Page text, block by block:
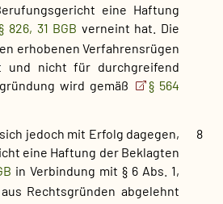
eine Haftung
826, 31 BGB verneint hat. Die
erhobenen Verfahrensrügen
und nicht für durchgreifend
wird gemäß
§ 564
8
jedoch mit Erfolg dagegen,
eine Haftung der Beklagten
in Verbindung mit § 6 Abs. 1,
aus Rechtsgründen abgelehnt